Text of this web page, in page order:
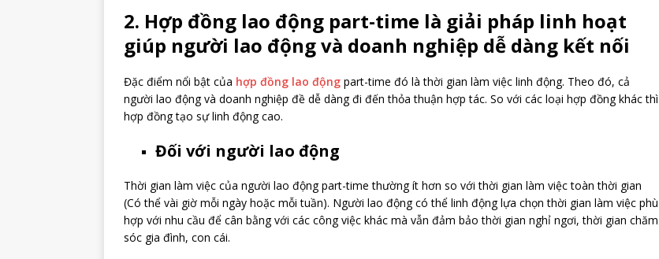
2. Hợp đồng lao động part-time là giải pháp linh hoạt
giúp người lao động và doanh nghiệp dễ dàng kết nối
Đặc điểm nổi bật của hợp đồng lao động part-time đó là thời gian làm việc linh động. Theo đó, cả
người lao động và doanh nghiệp đề dễ dàng đi đến thỏa thuận hợp tác. So với các loại hợp đồng khác thì
hợp đồng tạo sự linh động cao.
Đối với người lao động
Thời gian làm việc của người lao động part-time thường ít hơn so với thời gian làm việc toàn thời gian
(Có thể vài giờ mỗi ngày hoặc mỗi tuần). Người lao động có thể linh động lựa chọn thời gian làm việc phù
hợp với nhu cầu để cân bằng với các công việc khác mà vẫn đảm bảo thời gian nghỉ ngơi, thời gian chăm
sóc gia đình, con cái.